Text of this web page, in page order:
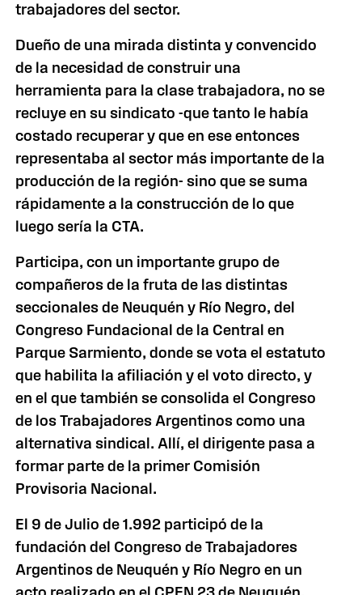
trabajadores del sector.
Dueño de una mirada distinta y convencido
de la necesidad de construir una
herramienta para la clase trabajadora, no se
recluye en su sindicato -que tanto le había
costado recuperar y que en ese entonces
representaba al sector más importante de la
producción de la región- sino que se suma
rápidamente a la construcción de lo que
luego sería la CTA.
Participa, con un importante grupo de
compañeros de la fruta de las distintas
seccionales de Neuquén y Río Negro, del
Congreso Fundacional de la Central en
Parque Sarmiento, donde se vota el estatuto
que habilita la afiliación y el voto directo, y
en el que también se consolida el Congreso
de los Trabajadores Argentinos como una
alternativa sindical. Allí, el dirigente pasa a
formar parte de la primer Comisión
Provisoria Nacional.
El 9 de Julio de 1.992 participó de la
fundación del Congreso de Trabajadores
Argentinos de Neuquén y Río Negro en un